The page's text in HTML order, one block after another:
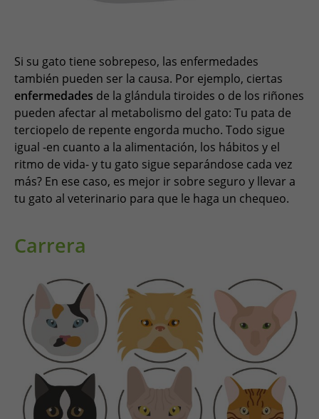
Si su gato tiene sobrepeso, las enfermedades
también pueden ser la causa. Por ejemplo, ciertas
enfermedades de la glándula tiroides o de los riñones
pueden afectar al metabolismo del gato: Tu pata de
terciopelo de repente engorda mucho. Todo sigue
igual -en cuanto a la alimentación, los hábitos y el
ritmo de vida- y tu gato sigue separándose cada vez
más? En ese caso, es mejor ir sobre seguro y llevar a
tu gato al veterinario para que le haga un chequeo.
Carrera